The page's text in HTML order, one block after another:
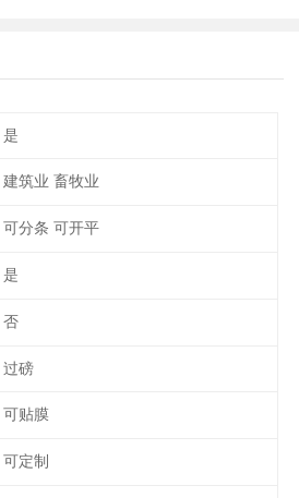
是
建筑业 畜牧业
可分条 可开平
是
否
过磅
可贴膜
可定制